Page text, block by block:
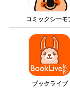
コミックシーモ
ブックライブ